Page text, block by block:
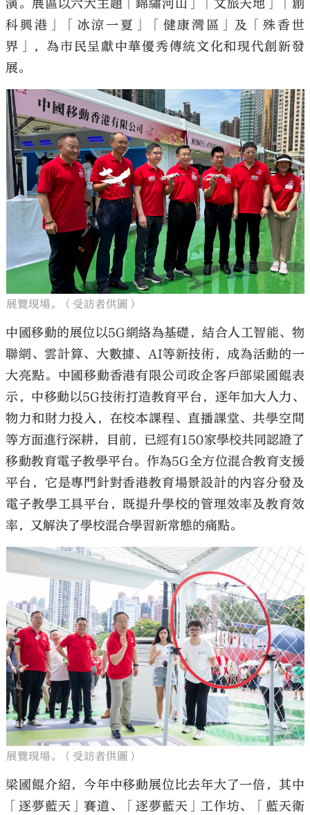
演。展區以六大主題「錦繡河山」「文旅天地」「創
科興港」「冰涼一夏」「健康灣區」及「殊香世
界」，為市民呈獻中華優秀傳統文化和現代創新發
展。
展覽現場。（受訪者供圖）
中國移動的展位以5G網絡為基礎，結合人工智能、物
聯網、雲計算、大數據、AI等新技術，成為活動的一
大亮點。中國移動香港有限公司政企客戶部梁國餛表
示，中移動以5G技術打造教育平台，逐年加大人力、
物力和財力投入，在校本課程、直播課堂、共學空間
等方面進行深耕，目前，已經有150家學校共同認證了
移動教育電子教學平台。作為5G全方位混合教育支援
平台，它是專門針對香港教育場景設計的內容分發及
電子教學工具平台，既提升學校的管理效率及教育效
率，又解決了學校混合學習新常態的痛點。
展覽現場。（受訪者供圖）
梁國餛介紹，今年中移動展位比去年大了一倍，其中
「逐夢藍天」賽道、「逐夢藍天」工作坊、「藍天衛